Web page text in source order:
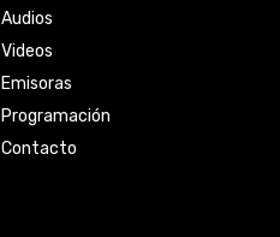
Audios
Videos
Emisoras
Programación
Contacto